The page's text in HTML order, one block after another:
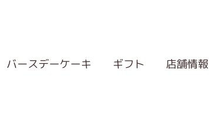
バースデーケーキ ギフト 店舗情報